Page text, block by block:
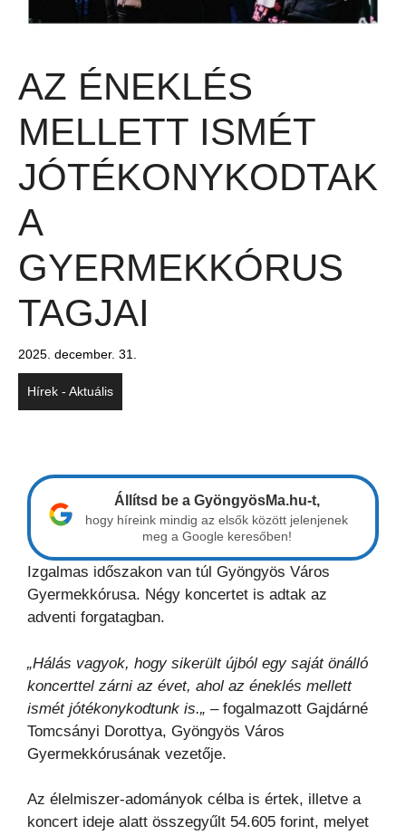
AZ ÉNEKLÉS
MELLETT ISMÉT
JÓTÉKONYKODTAK
A
GYERMEKKÓRUS
TAGJAI
2025. december. 31.
Hírek - Aktuális
Állítsd be a GyöngyösMa.hu-t,
hogy híreink mindig az elsők között jelenjenek
meg a Google keresőben!
Izgalmas időszakon van túl Gyöngyös Város
Gyermekkórusa. Négy koncertet is adtak az
adventi forgatagban.
„Hálás vagyok, hogy sikerült újból egy saját önálló
koncerttel zárni az évet, ahol az éneklés mellett
ismét jótékonykodtunk is.„ – fogalmazott Gajdárné
Tomcsányi Dorottya, Gyöngyös Város
Gyermekkórusának vezetője.
Az élelmiszer-adományok célba is értek, illetve a
koncert ideje alatt összegyűlt 54.605 forint, melyet